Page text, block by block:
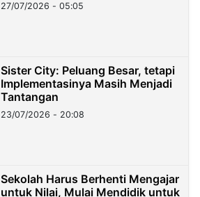
27/07/2026 - 05:05
Sister City: Peluang Besar, tetapi
Implementasinya Masih Menjadi
Tantangan
23/07/2026 - 20:08
Sekolah Harus Berhenti Mengajar
untuk Nilai, Mulai Mendidik untuk